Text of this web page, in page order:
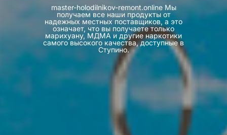
master-holodilnikov-remont.online Мы
получаем все наши продукты от
надежных местных поставщиков, а это
означает, что вы получаете только
марихуану, МДМА и другие наркотики
самого высокого качества, доступные в
Ступино.